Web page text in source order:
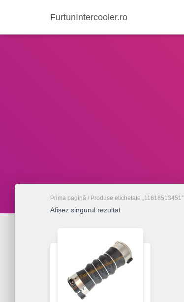
FurtunIntercooler.ro
Prima pagină / Produse etichetate „11618513451”
Afișez singurul rezultat